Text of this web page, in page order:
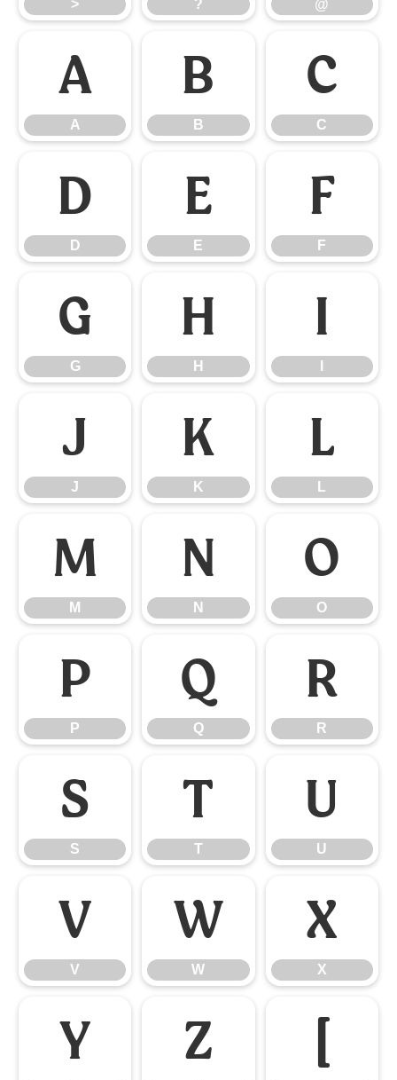
> ? @
A
A
B
B
C
C
D
D
E
E
F
F
G
G
H
H
I
J
J
K
K
L
L
M
M
N
N
O
O
P
P
Q
Q
R
R
S
S
T
T
U
U
V
V
W
W
X
X
Y Z [